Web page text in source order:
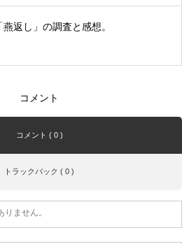
返し」の調査と感想。
コメント
コメント ( 0 )
トラックバック ( 0 )
ません。